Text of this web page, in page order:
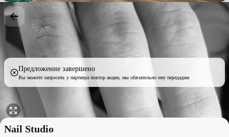
Предложение завершено
Вы можете запросить у партнера повтор акции, мы обязательно ему передадим
Маникюр со скидкой 43% - Nail Studio в Челябинске
Nail Studio